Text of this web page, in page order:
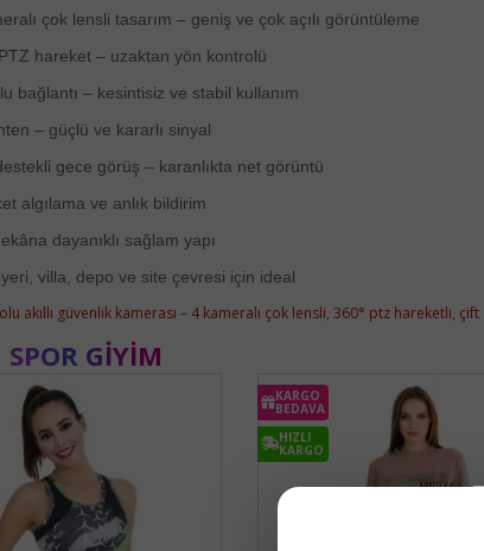
çok lensli tasarım – geniş ve çok açılı görüntüleme
hareket – uzaktan yön kontrolü
bağlantı – kesintisiz ve stabil kullanım
– güçlü ve kararlı sinyal
gece görüş – karanlıkta net görüntü
algılama ve anlık bildirim
dayanıklı sağlam yapı
yeri, villa, depo ve site çevresi için ideal
akıllı güvenlik kamerası – 4 kameralı çok lensli, 360° ptz hareketli, çift
GIYIM
KARGO
BEDAVA
HIZLI
KARGO